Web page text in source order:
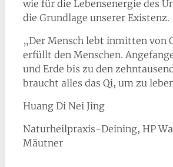
wie für die Lebensenergie des
die Grundlage unserer Existenz.
„Der Mensch lebt inmitten von
erfüllt den Menschen.
und Erde bis zu den
braucht alles das Qi, um zu
Huang Di Nei Jing
Naturheilpraxis-Deining, HP
Mäutner